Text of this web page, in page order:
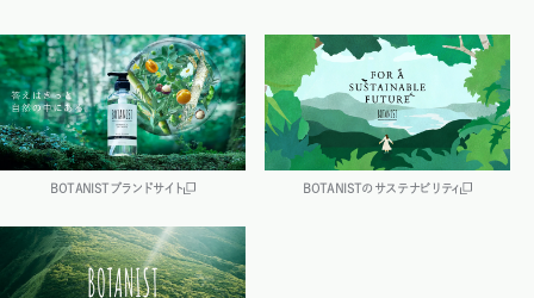
BOTANISTブランドサイト BOTANISTのサステナビリティ